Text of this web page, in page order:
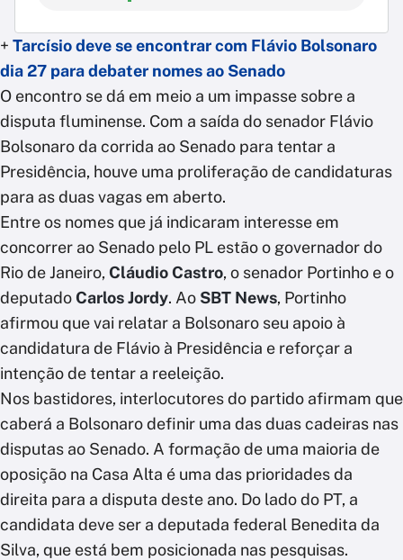
+ Tarcísio deve se encontrar com Flávio Bolsonaro
dia 27 para debater nomes ao Senado
O encontro se dá em meio a um impasse sobre a
disputa fluminense. Com a saída do senador Flávio
Bolsonaro da corrida ao Senado para tentar a
Presidência, houve uma proliferação de candidaturas
para as duas vagas em aberto.
Entre os nomes que já indicaram interesse em
concorrer ao Senado pelo PL estão o governador do
Rio de Janeiro, Cláudio Castro, o senador Portinho e o
deputadoCarlos Jordy. Ao SBT News, Portinho
afirmou que vai relatar a Bolsonaro seu apoio à
candidatura de Flávio à Presidência e reforçar a
intenção de tentar a reeleição.
Nos bastidores, interlocutores do partido afirmam que
caberá a Bolsonaro definir uma das duas cadeiras nas
disputas ao Senado. A formação de uma maioria de
oposição na Casa Alta é uma das prioridades da
direita para a disputa deste ano. Do lado do PT, a
candidata deve ser a deputada federal Benedita da
Silva, que está bem posicionada nas pesquisas.